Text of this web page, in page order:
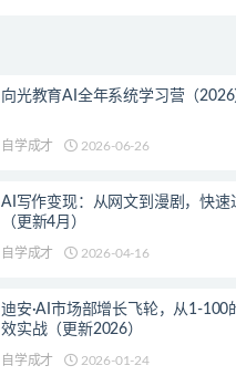
向光教育AI全年系统学习营（2026
自学成才 2026-06-26
AI写作变现：从网文到漫剧，快速
（更新4月）
自学成才 2026-04-16
迪安·AI市场部增长飞轮，从1-100
效实战（更新2026）
自学成才 2026-01-24